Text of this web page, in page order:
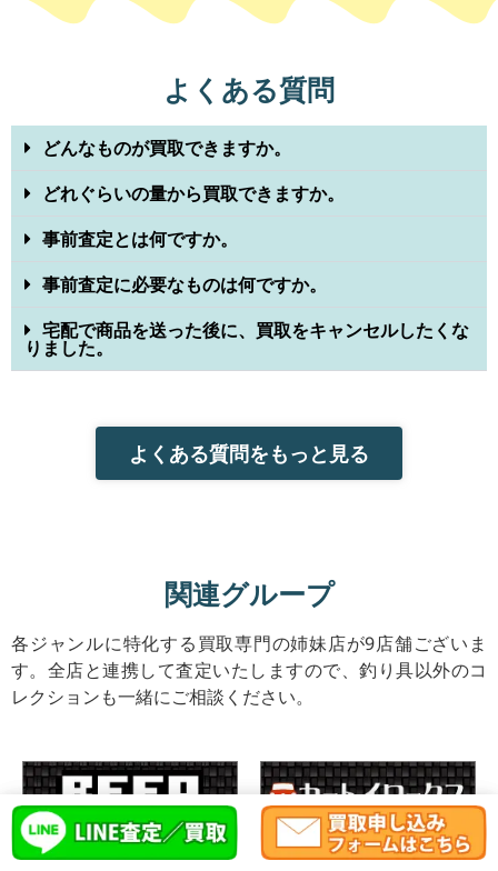
よくある質問
どんなものが買取できますか。
どれぐらいの量から買取できますか。
事前査定とは何ですか。
事前査定に必要なものは何ですか。
宅配で商品を送った後に、買取をキャンセルしたくな
りました。
よくある質問をもっと見る
関連グループ
各ジャンルに特化する買取専門の姉妹店が9店舗ございま
す。全店と連携して査定いたしますので、釣り具以外のコ
レクションも一緒にご相談ください。